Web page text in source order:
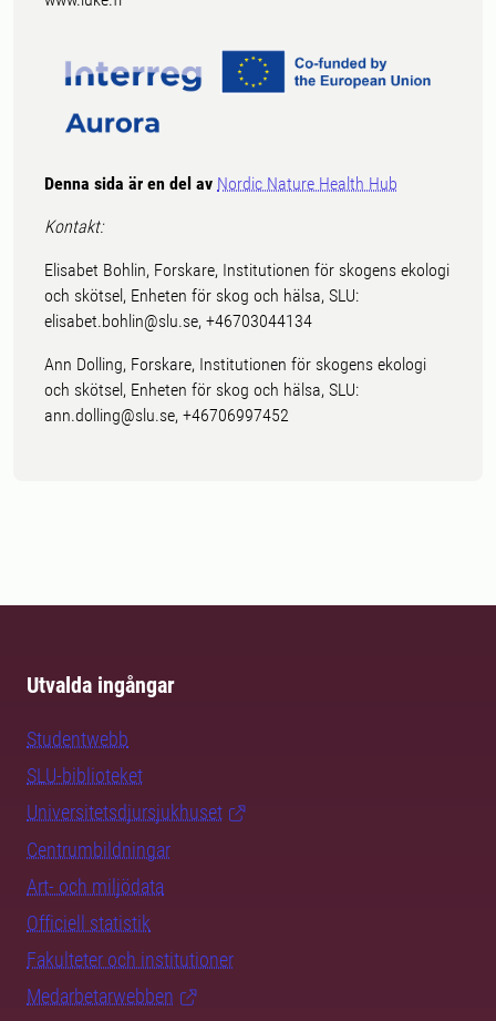
Denna sida är en del av Nordic Nature Health Hub
Kontakt:
Elisabet Bohlin, Forskare, Institutionen för skogens ekologi
och skötsel, Enheten för skog och hälsa, SLU:
elisabet.bohlin@slu.se, +46703044134
Ann Dolling, Forskare, Institutionen för skogens ekologi
och skötsel, Enheten för skog och hälsa, SLU:
ann.dolling@slu.se, +46706997452
Utvalda ingångar
Studentwebb
SLU-biblioteket
Universitetsdjursjukhuset
Centrumbildningar
Art- och miljödata
Officiell statistik
Fakulteter och institutioner
Medarbetarwebben